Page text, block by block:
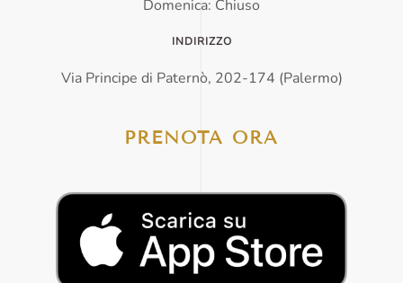
Domenica: Chiuso
INDIRIZZO
Via Principe di Paternò, 202-174 (Palermo)
PRENOTA ORA
CLICCA QUI